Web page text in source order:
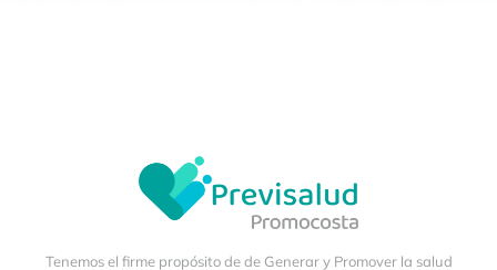
Tenemos el firme propósito de de Generar y Promover la salud